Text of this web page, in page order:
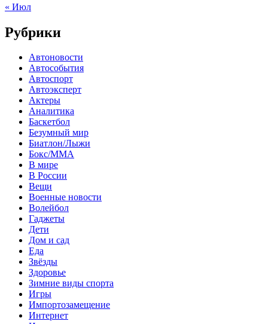
« Июл
Рубрики
Автоновости
Автособытия
Автоспорт
Автоэксперт
Актеры
Аналитика
Баскетбол
Безумный мир
Биатлон/Лыжи
Бокс/MMA
В мире
В России
Вещи
Военные новости
Волейбол
Гаджеты
Дети
Дом и сад
Еда
Звёзды
Здоровье
Зимние виды спорта
Игры
Импортозамещение
Интернет